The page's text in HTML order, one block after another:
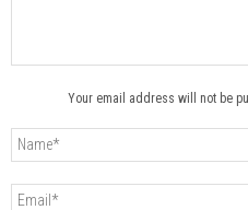
Your email address will not be